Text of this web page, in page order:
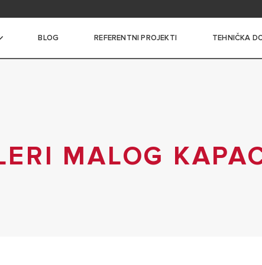
BLOG REFERENTNI PROJEKTI TEHNIČKA
MALOG